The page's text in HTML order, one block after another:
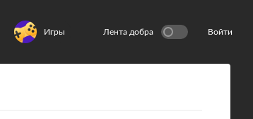
Игры Лента добра Войти